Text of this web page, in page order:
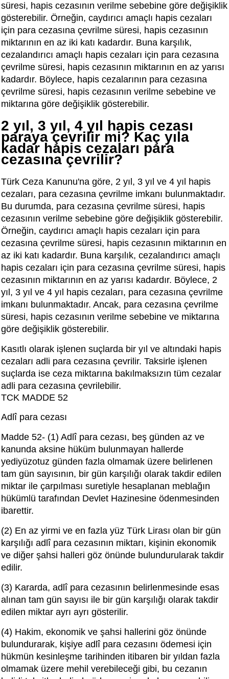
süresi, hapis cezasının verilme sebebine göre değişiklik
gösterebilir. Örneğin, caydırıcı amaçlı hapis cezaları
için para cezasına çevrilme süresi, hapis cezasının
miktarının en az iki katı kadardır. Buna karşılık,
cezalandırıcı amaçlı hapis cezaları için para cezasına
çevrilme süresi, hapis cezasının miktarının en az yarısı
kadardır. Böylece, hapis cezalarının para cezasına
çevrilme süresi, hapis cezasının verilme sebebine ve
miktarına göre değişiklik gösterebilir.
2 yıl, 3 yıl, 4 yıl hapis cezası
paraya çevrilir mi? Kaç yıla
kadar hapis cezaları para
cezasına çevrilir?
Türk Ceza Kanunu'na göre, 2 yıl, 3 yıl ve 4 yıl hapis
cezaları, para cezasına çevrilme imkanı bulunmaktadır.
Bu durumda, para cezasına çevrilme süresi, hapis
cezasının verilme sebebine göre değişiklik gösterebilir.
Örneğin, caydırıcı amaçlı hapis cezaları için para
cezasına çevrilme süresi, hapis cezasının miktarının en
az iki katı kadardır. Buna karşılık, cezalandırıcı amaçlı
hapis cezaları için para cezasına çevrilme süresi, hapis
cezasının miktarının en az yarısı kadardır. Böylece, 2
yıl, 3 yıl ve 4 yıl hapis cezaları, para cezasına çevrilme
imkanı bulunmaktadır. Ancak, para cezasına çevrilme
süresi, hapis cezasının verilme sebebine ve miktarına
göre değişiklik gösterebilir.
Kasıtlı olarak işlenen suçlarda bir yıl ve altındaki hapis
cezaları adli para cezasına çevrilir. Taksirle işlenen
suçlarda ise ceza miktarına bakılmaksızın tüm cezalar
adli para cezasına çevrilebilir.
TCK MADDE 52
Adlî para cezası
Madde 52- (1) Adlî para cezası, beş günden az ve
kanunda aksine hüküm bulunmayan hallerde
yediyüzotuz günden fazla olmamak üzere belirlenen
tam gün sayısının, bir gün karşılığı olarak takdir edilen
miktar ile çarpılması suretiyle hesaplanan meblağın
hükümlü tarafından Devlet Hazinesine ödenmesinden
ibarettir.
(2) En az yirmi ve en fazla yüz Türk Lirası olan bir gün
karşılığı adlî para cezasının miktarı, kişinin ekonomik
ve diğer şahsi halleri göz önünde bulundurularak takdir
edilir.
(3) Kararda, adlî para cezasının belirlenmesinde esas
alınan tam gün sayısı ile bir gün karşılığı olarak takdir
edilen miktar ayrı ayrı gösterilir.
(4) Hakim, ekonomik ve şahsi hallerini göz önünde
bulundurarak, kişiye adlî para cezasını ödemesi için
hükmün kesinleşme tarihinden itibaren bir yıldan fazla
olmamak üzere mehil verebileceği gibi, bu cezanın